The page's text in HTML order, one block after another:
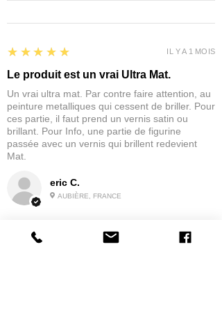
eric C.
AUBIÈRE, FRANCE
5
★★★★★
Le produit est un vrai Ultra Mat.
Un vrai ultra mat. Par contre faire attention, au
peinture metalliques qui cessent de briller. Pour
ces partie, il faut prend un vernis satin ou
brillant. Pour Info, une partie de figurine
passée avec un vernis qui brillent redevient
Mat.
IL Y A 1 MOIS